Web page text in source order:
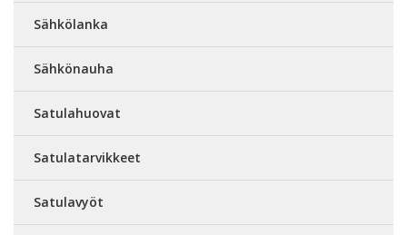
Sähkölanka
Sähkönauha
Satulahuovat
Satulatarvikkeet
Satulavyöt